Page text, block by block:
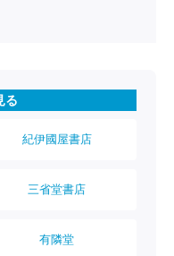
る
紀伊國屋書店
三省堂書店
有隣堂